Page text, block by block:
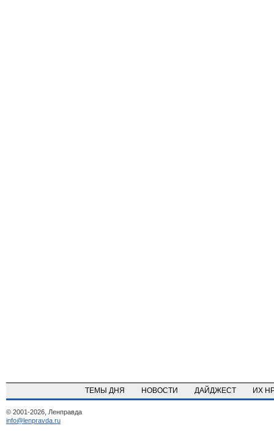
ТЕМЫ ДНЯ НОВОСТИ ДАЙДЖЕСТ ИХ
© 2001-2026, Ленправда
info@lenpravda.ru